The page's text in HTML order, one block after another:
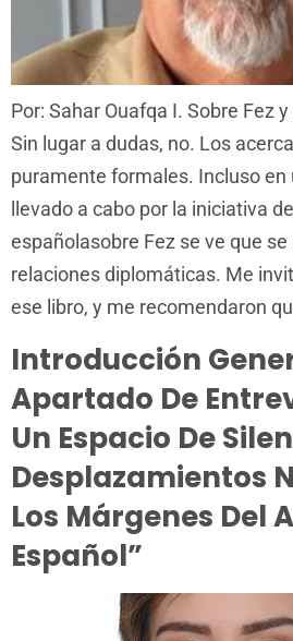
Por: Sahar Ouafqa I. Sobre Fez
Sin lugar a dudas, no. Los
puramente formales. Incluso en
llevado a cabo por la iniciativa
españolasobre Fez se ve que
relaciones diplomáticas. Me
ese libro, y me recomendaron
Introducción
Apartado De
Un Espacio De
Desplazamientos
Los Márgenes Del
Español”